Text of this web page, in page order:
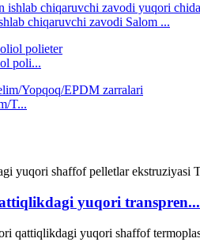
chiqaruvchi zavodi Salom ...
poli...
T...
yuqori transpren...